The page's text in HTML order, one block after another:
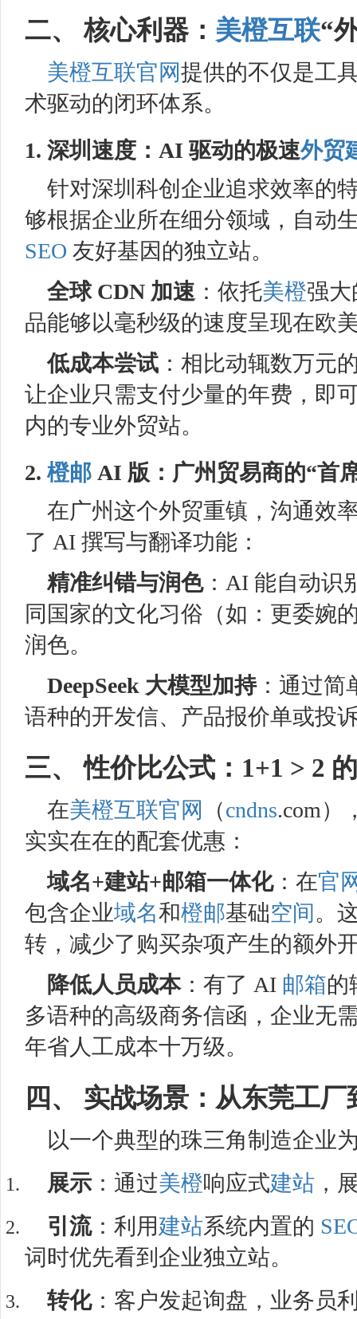
二、 核心利器： 美橙互联“
美橙互联官网提供的不仅是工
术驱动的闭环体系。
1. 深圳速度：AI 驱动的极速外贸
针对深圳科创企业追求效率的
够根据企业所在细分领域，自动
SEO 友好基因的独立站。
全球 CDN 加速 ：依托美橙强大
品能够以毫秒级的速度呈现在欧
低成本尝试 ：相比动辄数万元
让企业只需支付少量的年费，即
内的专业外贸站。
2. 橙邮 AI 版：广州贸易商的“首
在广州这个外贸重镇，沟通效
了 AI 撰写与翻译功能：
精准纠错与润色：AI 能自动识
同国家的文化习俗（如：更委婉
润色。
DeepSeek 大模型加持：通过简
语种的开发信、产品报价单或投
三、 性价比公式：1+1 > 2
在美橙互联官网 （cndns.com）
实实在在的配套优惠：
域名+建站+邮箱一体化：在官
包含企业域名和橙邮基础空间。
转，减少了购买杂项产生的额外
降低人员成本：有了 AI 邮箱的
多语种的高级商务信函，企业无
年省人工成本十万级。
四、 实战场景：从东莞工厂
以一个典型的珠三角制造企业
展示 ：通过美橙响应式建站 ，
引流：利用建站系统内置的
词时优先看到企业独立站。
转化：客户发起询盘，业务员